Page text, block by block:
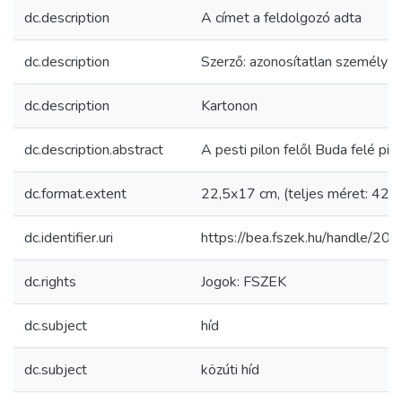
dc.description A címet a feldolgozó adta
dc.description Szerző: azonosítatlan személy
dc.description Kartonon
dc.description.abstract A pesti pilon felől Buda felé
dc.format.extent 22,5x17 cm, (teljes méret:
dc.identifier.uri https://bea.fszek.hu/handle/
dc.rights Jogok: FSZEK
dc.subject híd
dc.subject közúti híd